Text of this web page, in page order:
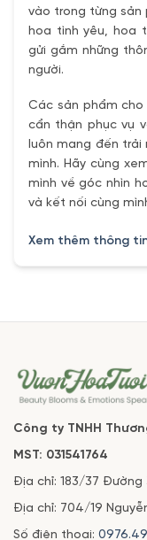
vào trong từng sản
hoa tình yêu, hoa
gửi gắm những
người.
Các sản phẩm
cẩn thận phục vụ
luôn mang đến
mình. Hãy cùng
mình về góc nhìn
và kết nối cùng
Xem thêm thông
Công ty TNHH
MST: 031541764
Địa chỉ: 183/37 Đường
Địa chỉ: 704/19
Số điện thoại: